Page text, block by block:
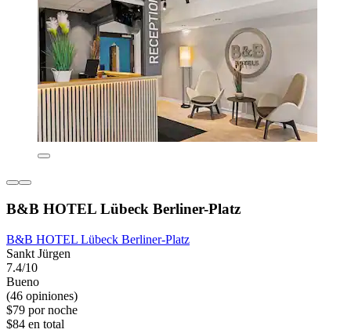
B&B HOTEL Lübeck Berliner-Platz
B&B HOTEL Lübeck Berliner-Platz
Sankt Jürgen
7.4/10
Bueno
(46 opiniones)
$79 por noche
$84 en total